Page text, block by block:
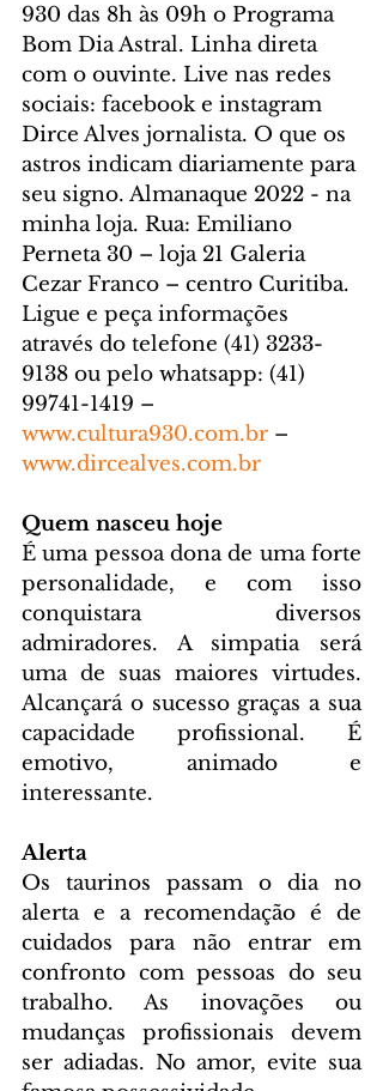
930 das 8h às 09h o Programa
Bom Dia Astral. Linha direta
com o ouvinte. Live nas redes
sociais: facebook e instagram
Dirce Alves jornalista. O que os
astros indicam diariamente para
seu signo. Almanaque 2022 - na
minha loja. Rua: Emiliano
Perneta 30 – loja 21 Galeria
Cezar Franco – centro Curitiba.
Ligue e peça informações
através do telefone (41) 3233-
9138 ou pelo whatsapp: (41)
99741-1419 –
www.cultura930.com.br –
www.dircealves.com.br
Quem nasceu hoje
É uma pessoa dona de uma forte
personalidade, e com isso
conquistara diversos
admiradores. A simpatia será
uma de suas maiores virtudes.
Alcançará o sucesso graças a sua
capacidade profissional. É
emotivo, animado e
interessante.
Alerta
Os taurinos passam o dia no
alerta e a recomendação é de
cuidados para não entrar em
confronto com pessoas do seu
trabalho. As inovações ou
mudanças profissionais devem
ser adiadas. No amor, evite sua